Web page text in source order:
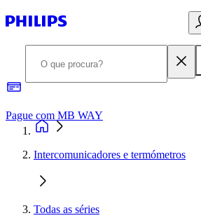
Pague com MB WAY
Intercomunicadores e termómetros
Todas as séries